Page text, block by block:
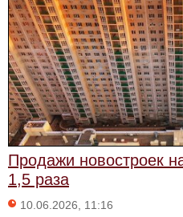
Продажи новостроек
1,5 раза
10.06.2026, 11:16